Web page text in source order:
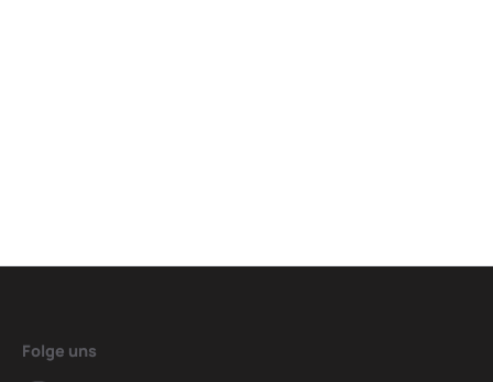
Folge uns